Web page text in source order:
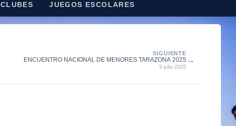
CLUBES JUEGOS ESCOLARES
SIGUIENTE
ENCUENTRO NACIONAL DE MENORES TARAZONA 2025
9 julio 2025
→